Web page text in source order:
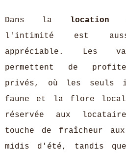
Dans la location
l'intimité est
appréciable. Les
permettent de
privés, où les seuls
faune et la flore
réservée aux
touche de fraîcheur aux
midis d'été, tandis